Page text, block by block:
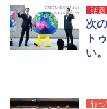
話題
次
ト
い
行っ